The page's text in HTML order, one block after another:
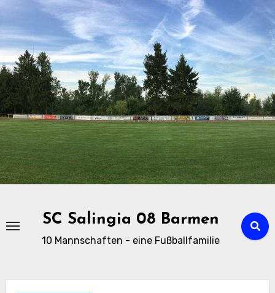
Zu
Inhalten
springen
SC Salingia 08 Barmen
10 Mannschaften - eine Fußballfamilie